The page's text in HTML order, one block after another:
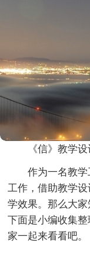
《信》教学
作为一名教
工作，借助教学
学效果。那么大
下面是小编收集
家一起来看看吧。